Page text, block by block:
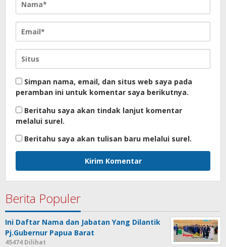
Simpan nama, email, dan situs web saya pada
peramban ini untuk komentar saya berikutnya.
Beritahu saya akan tindak lanjut komentar
melalui surel.
Beritahu saya akan tulisan baru melalui surel.
Berita Populer
Ini Daftar Nama dan Jabatan Yang Dilantik
Pj.Gubernur Papua Barat
45474 Dilihat